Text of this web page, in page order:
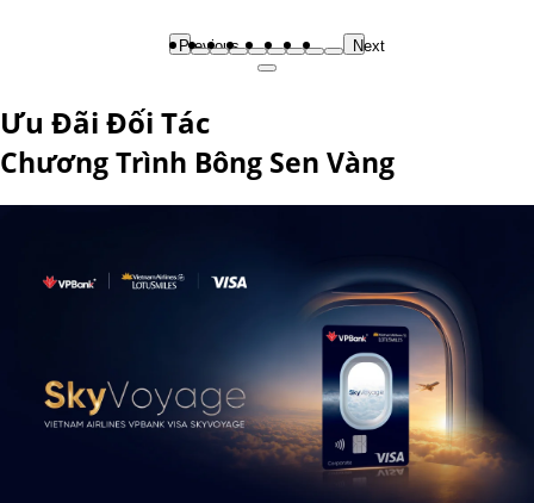
Previous Next
Ưu Đãi Đối Tác
Chương Trình Bông Sen Vàng